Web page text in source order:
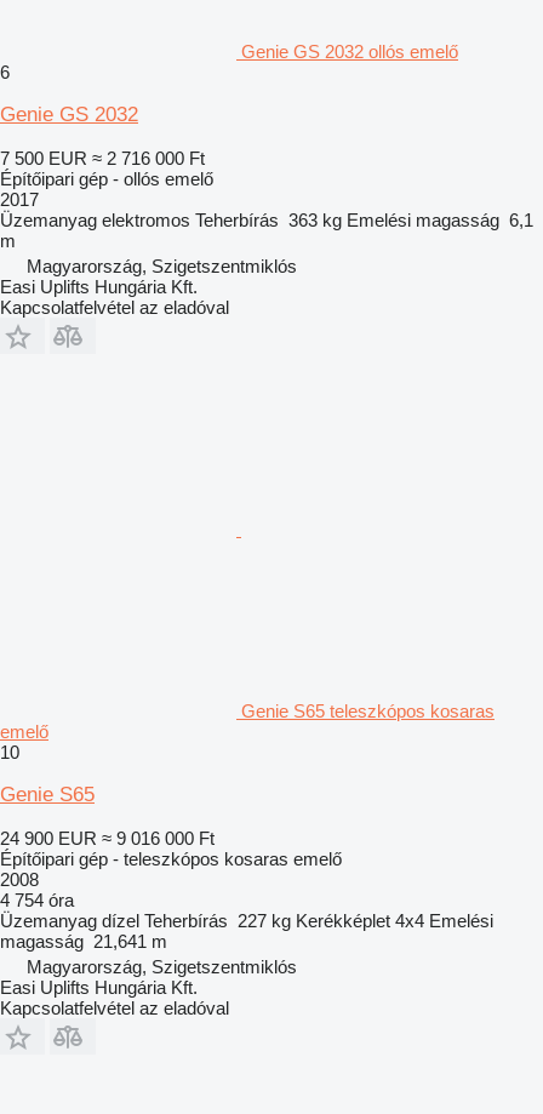
Genie GS 2032 ollós emelő
6
Genie GS 2032
7 500 EUR ≈ 2 716 000 Ft
Építőipari gép - ollós emelő
2017
Üzemanyag elektromos Teherbírás 363 kg Emelési magasság 6,1
m
Magyarország, Szigetszentmiklós
Easi Uplifts Hungária Kft.
Kapcsolatfelvétel az eladóval
Genie S65 teleszkópos kosaras
emelő
10
Genie S65
24 900 EUR ≈ 9 016 000 Ft
Építőipari gép - teleszkópos kosaras emelő
2008
4 754 óra
Üzemanyag dízel Teherbírás 227 kg Kerékképlet 4x4 Emelési
magasság 21,641 m
Magyarország, Szigetszentmiklós
Easi Uplifts Hungária Kft.
Kapcsolatfelvétel az eladóval